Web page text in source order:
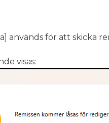
används för att skicka
visas: